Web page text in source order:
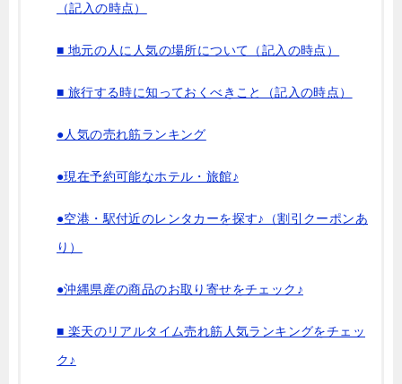
（記入の時点）
■ 地元の人に人気の場所について（記入の時点）
■ 旅行する時に知っておくべきこと（記入の時点）
●人気の売れ筋ランキング
●現在予約可能なホテル・旅館♪
●空港・駅付近のレンタカーを探す♪（割引クーポンあ
り）
●沖縄県産の商品のお取り寄せをチェック♪
■ 楽天のリアルタイム売れ筋人気ランキングをチェッ
ク♪